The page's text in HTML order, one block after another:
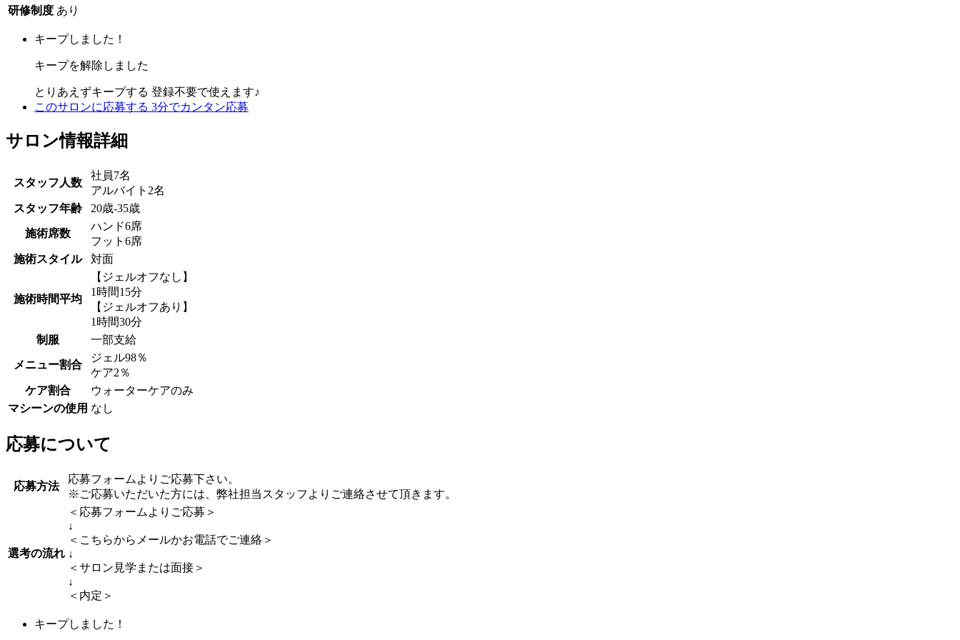
研修制度 あり
キープしました！
キープを解除しました
とりあえずキープする 登録不要で使えます♪
このサロンに応募する 3分でカンタン応募
サロン情報詳細
スタッフ人数
社員7名
アルバイト2名
スタッフ年齢
20歳-35歳
施術席数
ハンド6席
フット6席
施術スタイル
対面
施術時間平均
【ジェルオフなし】
1時間15分
【ジェルオフあり】
1時間30分
制服
一部支給
メニュー割合
ジェル98％
ケア2％
ケア割合
ウォーターケアのみ
マシーンの使用 なし
応募について
応募方法
応募フォームよりご応募下さい。
※ご応募いただいた方には、弊社担当スタッフよりご連絡させて頂きます。
選考の流れ
＜応募フォームよりご応募＞
↓
＜こちらからメールかお電話でご連絡＞
↓
＜サロン見学または面接＞
↓
＜内定＞
キープしました！